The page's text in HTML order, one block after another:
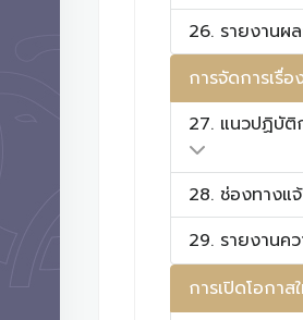
26. รายงานผ
การจัดการเรื่
27. แนวปฏิบัติ
28. ช่องทางแ
29. รายงานค
การเปิดโอกาส